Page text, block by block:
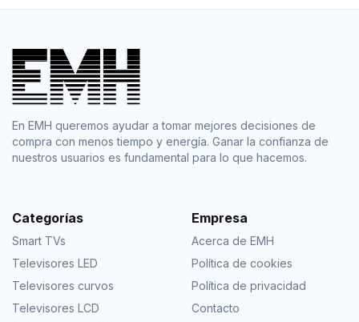
En EMH queremos ayudar a tomar mejores decisiones de
compra con menos tiempo y energía. Ganar la confianza de
nuestros usuarios es fundamental para lo que hacemos.
Categorías
Smart TVs
Televisores LED
Televisores curvos
Televisores LCD
Empresa
Acerca de EMH
Política de cookies
Política de privacidad
Contacto